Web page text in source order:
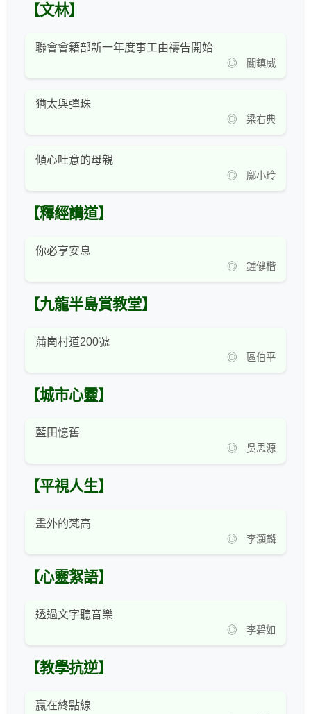
【文林】
聯會會籍部新一年度事工由禱告開始
◎ 關鎮威
猶太與彈珠
◎ 梁右典
傾心吐意的母親
◎ 鄺小玲
【釋經講道】
你必享安息
◎ 鍾健楷
【九龍半島賞教堂】
蒲崗村道200號
◎ 區伯平
【城市心靈】
藍田憶舊
◎ 吳思源
【平視人生】
畫外的梵高
◎ 李灝麟
【心靈絮語】
透過文字聽音樂
◎ 李碧如
【教學抗逆】
贏在終點線